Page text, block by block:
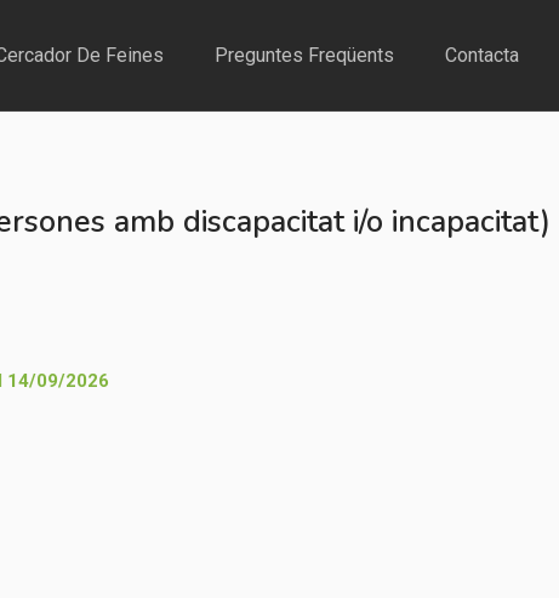
De Feines Preguntes Freqüents Contacta
amb discapacitat i/o incapacitat)
14/09/2026